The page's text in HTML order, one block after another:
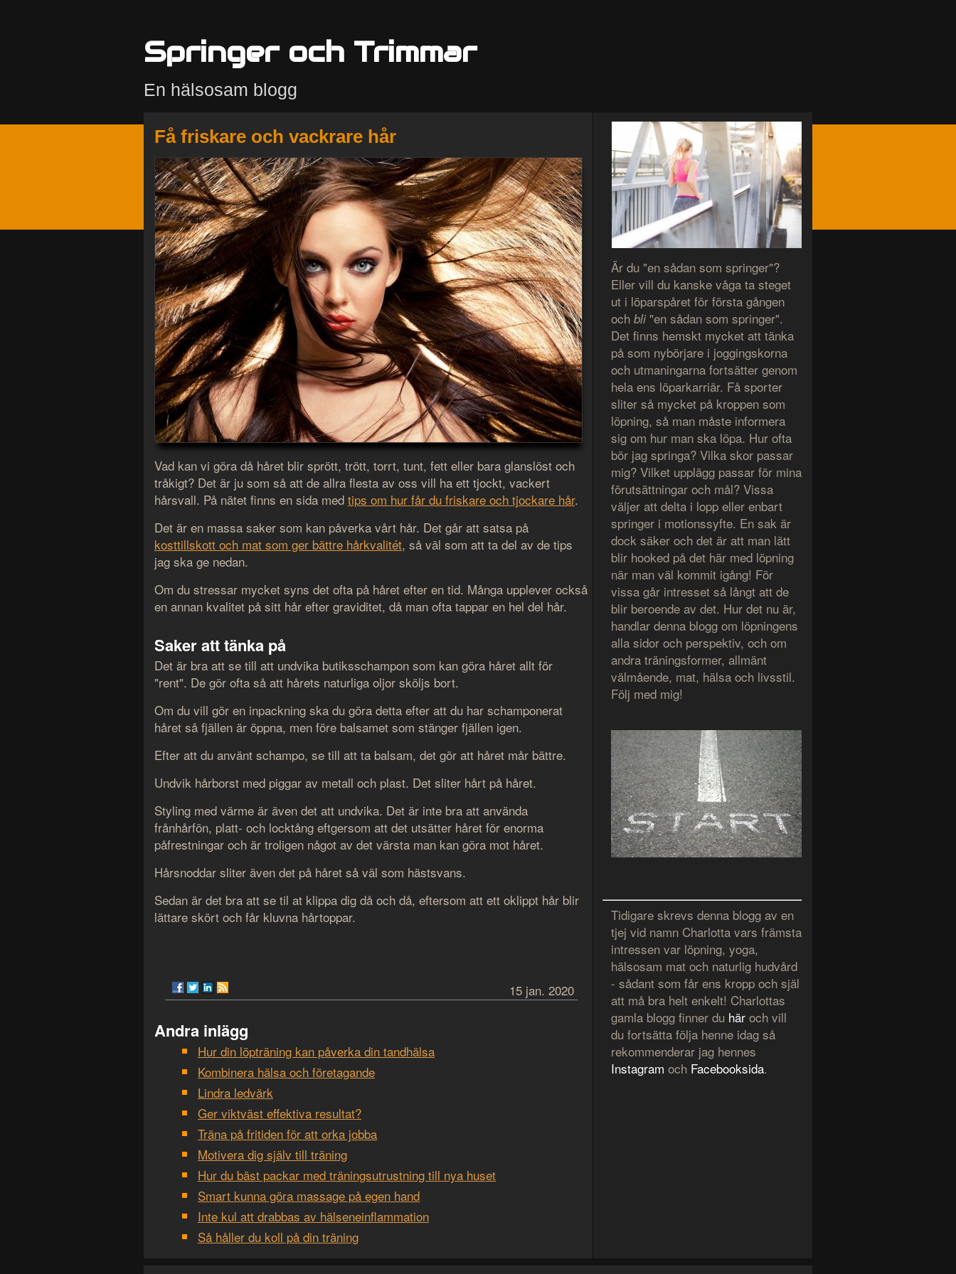
Springer och Trimmar
En hälsosam blogg
Få friskare och vackrare hår
Vad kan vi göra då håret blir sprött, trött, torrt, tunt, fett eller bara glanslöst och
tråkigt? Det är ju som så att de allra flesta av oss vill ha ett tjockt, vackert
hårsvall. På nätet finns en sida med tips om hur får du friskare och tjockare hår.
Det är en massa saker som kan påverka vårt hår. Det går att satsa på
kosttillskott och mat som ger bättre hårkvalitét, så väl som att ta del av de tips
jag ska ge nedan.
Om du stressar mycket syns det ofta på håret efter en tid. Många upplever också
en annan kvalitet på sitt hår efter graviditet, då man ofta tappar en hel del hår.
Saker att tänka på
Det är bra att se till att undvika butiksschampon som kan göra håret allt för
"rent". De gör ofta så att hårets naturliga oljor sköljs bort.
Om du vill gör en inpackning ska du göra detta efter att du har schamponerat
håret så fjällen är öppna, men före balsamet som stänger fjällen igen.
Efter att du använt schampo, se till att ta balsam, det gör att håret mår bättre.
Undvik hårborst med piggar av metall och plast. Det sliter hårt på håret.
Styling med värme är även det att undvika. Det är inte bra att använda
frånhårfön, platt- och locktång eftgersom att det utsätter håret för enorma
påfrestningar och är troligen något av det värsta man kan göra mot håret.
Hårsnoddar sliter även det på håret så väl som hästsvans.
Sedan är det bra att se til at klippa dig då och då, eftersom att ett oklippt hår blir
lättare skört och får kluvna hårtoppar.
15 jan. 2020
Andra inlägg
Hur din löpträning kan påverka din tandhälsa
Kombinera hälsa och företagande
Lindra ledvärk
Ger viktväst effektiva resultat?
Träna på fritiden för att orka jobba
Motivera dig själv till träning
Hur du bäst packar med träningsutrustning till nya huset
Smart kunna göra massage på egen hand
Inte kul att drabbas av hälseneinflammation
Så håller du koll på din träning
Är du "en sådan som springer"?
Eller vill du kanske våga ta steget
ut i löparspåret för första gången
och bli"en sådan som springer".
Det finns hemskt mycket att tänka
på som nybörjare i joggingskorna
och utmaningarna fortsätter genom
hela ens löparkarriär. Få sporter
sliter så mycket på kroppen som
löpning, så man måste informera
sig om hur man ska löpa. Hur ofta
bör jag springa? Vilka skor passar
mig? Vilket upplägg passar för mina
förutsättningar och mål? Vissa
väljer att delta i lopp eller enbart
springer i motionssyfte. En sak är
dock säker och det är att man lätt
blir hooked på det här med löpning
när man väl kommit igång! För
vissa går intresset så långt att de
blir beroende av det. Hur det nu är,
handlar denna blogg om löpningens
alla sidor och perspektiv, och om
andra träningsformer, allmänt
välmående, mat, hälsa och livsstil.
Följ med mig!
Tidigare skrevs denna blogg av en
tjej vid namn Charlotta vars främsta
intressen var löpning, yoga,
hälsosam mat och naturlig hudvård
- sådant som får ens kropp och själ
att må bra helt enkelt! Charlottas
gamla blogg finner du här och vill
du fortsätta följa henne idag så
rekommenderar jag hennes
Instagram och Facebooksida.